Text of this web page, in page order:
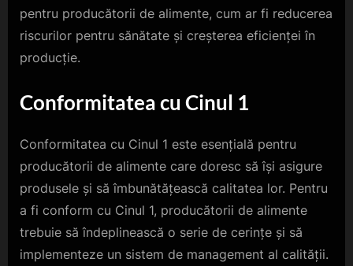
pentru producătorii de alimente, cum ar fi reducerea
riscurilor pentru sănătate și creșterea eficienței în
producție.
Conformitatea cu Cinul 1
Conformitatea cu Cinul 1 este esențială pentru
producătorii de alimente care doresc să își asigure
produsele și să îmbunătățească calitatea lor. Pentru
a fi conform cu Cinul 1, producătorii de alimente
trebuie să îndeplinească o serie de cerințe și să
implementeze un sistem de management al calității.